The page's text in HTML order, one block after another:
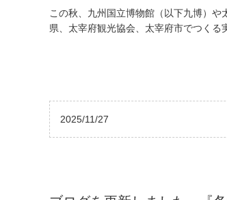
この秋、九州国立博物館（以下九博）
県、太宰府観光協会、太宰府市でつく
2025/11/27